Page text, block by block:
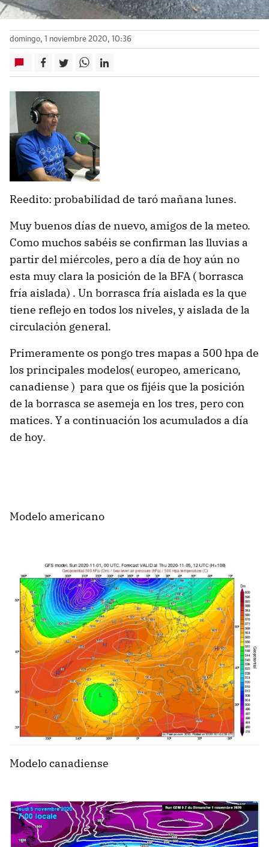
domingo, 1 noviembre 2020, 10:36
Reedito: probabilidad de taró mañana lunes.
Muy buenos días de nuevo, amigos de la meteo.
Como muchos sabéis se confirman las lluvias a
partir del miércoles, pero a día de hoy aún no
esta muy clara la posición de la BFA ( borrasca
fría aislada) . Un borrasca fría aislada es la que
tiene reflejo en todos los niveles, y aislada de la
circulación general.
Primeramente os pongo tres mapas a 500 hpa de
los principales modelos( europeo, americano,
canadiense ) para que os fijéis que la posición
de la borrasca se asemeja en los tres, pero con
matices. Y a continuación los acumulados a día
de hoy.
Modelo americano
Modelo canadiense